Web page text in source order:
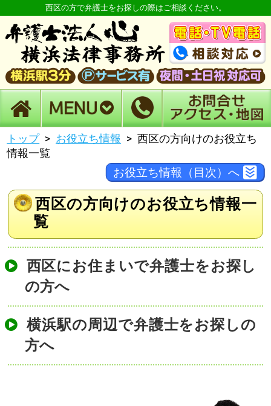
西区の方で弁護士をお探しの際はご相談ください。
トップ お役立ち情報
西区の方向けのお役立ち
情報一覧
お役立ち情報（目次）へ
西区の方向けのお役立ち情報一
覧
西区にお住まいで弁護士をお探し
の方へ
横浜駅の周辺で弁護士をお探しの
方へ